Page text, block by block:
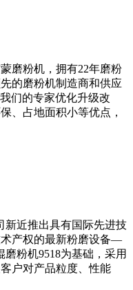
磨粉机，拥有22年磨粉
的磨粉机制造商和供应
们的专家优化升级改
、占地面积小等优点，
新近推出具有国际先进技
产权的最新粉磨设备—
粉机9518为基础，采用
户对产品粒度、性能